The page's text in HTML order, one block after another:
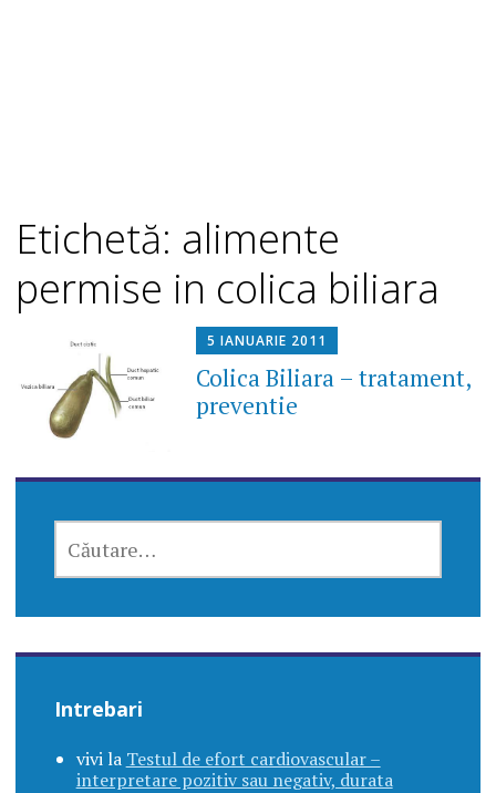
Etichetă: alimente
permise in colica biliara
5 IANUARIE 2011
Colica Biliara – tratament,
preventie
DUPĂ:
Intrebari
vivila Testul de efort cardiovascular –
interpretare pozitiv sau negativ, durata